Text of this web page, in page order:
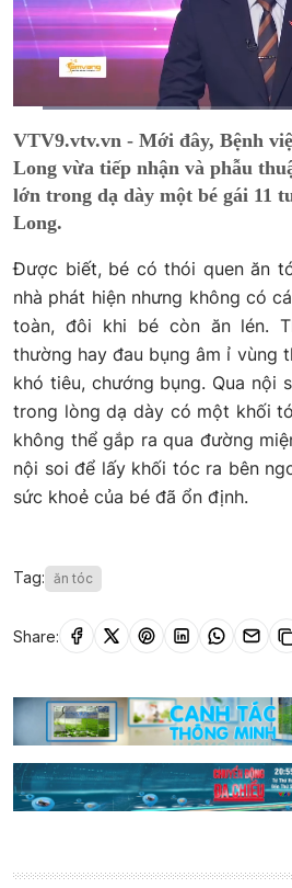
Time
VTV9.vtv.vn - Mới đây, Bệnh
Long vừa tiếp nhận và phẫu
lớn trong dạ dày một bé gái 11
Long.
Được biết, bé có thói quen ăn
nhà phát hiện nhưng không có
toàn, đôi khi bé còn ăn lén.
thường hay đau bụng âm ỉ vùng
khó tiêu, chướng bụng. Qua nội
trong lòng dạ dày có một khối
không thể gắp ra qua đường
nội soi để lấy khối tóc ra bên
sức khoẻ của bé đã ổn định.
Tag: ăn tóc
Share: